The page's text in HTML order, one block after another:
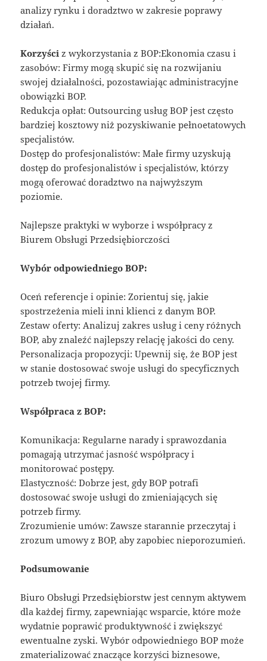
analizy rynku i doradztwo w zakresie poprawy
działań.
Korzyści z wykorzystania z BOP:Ekonomia czasu i
zasobów: Firmy mogą skupić się na rozwijaniu
swojej działalności, pozostawiając administracyjne
obowiązki BOP.
Redukcja opłat: Outsourcing usług BOP jest często
bardziej kosztowy niż pozyskiwanie pełnoetatowych
specjalistów.
Dostęp do profesjonalistów: Małe firmy uzyskują
dostęp do profesjonalistów i specjalistów, którzy
mogą oferować doradztwo na najwyższym
poziomie.
Najlepsze praktyki w wyborze i współpracy z
Biurem Obsługi Przedsiębiorczości
Wybór odpowiedniego BOP:
Oceń referencje i opinie: Zorientuj się, jakie
spostrzeżenia mieli inni klienci z danym BOP.
Zestaw oferty: Analizuj zakres usług i ceny różnych
BOP, aby znaleźć najlepszy relację jakości do ceny.
Personalizacja propozycji: Upewnij się, że BOP jest
w stanie dostosować swoje usługi do specyficznych
potrzeb twojej firmy.
Współpraca z BOP:
Komunikacja: Regularne narady i sprawozdania
pomagają utrzymać jasność współpracy i
monitorować postępy.
Elastyczność: Dobrze jest, gdy BOP potrafi
dostosować swoje usługi do zmieniających się
potrzeb firmy.
Zrozumienie umów: Zawsze starannie przeczytaj i
zrozum umowy z BOP, aby zapobiec nieporozumień.
Podsumowanie
Biuro Obsługi Przedsiębiorstw jest cennym aktywem
dla każdej firmy, zapewniając wsparcie, które może
wydatnie poprawić produktywność i zwiększyć
ewentualne zyski. Wybór odpowiedniego BOP może
zmaterializować znaczące korzyści biznesowe,